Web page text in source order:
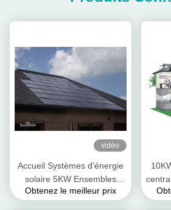
vidéo
Accueil Systèmes d'énergie
solaire 5KW Ensembles
complets On / Off Grid
Obtenez le meilleur prix